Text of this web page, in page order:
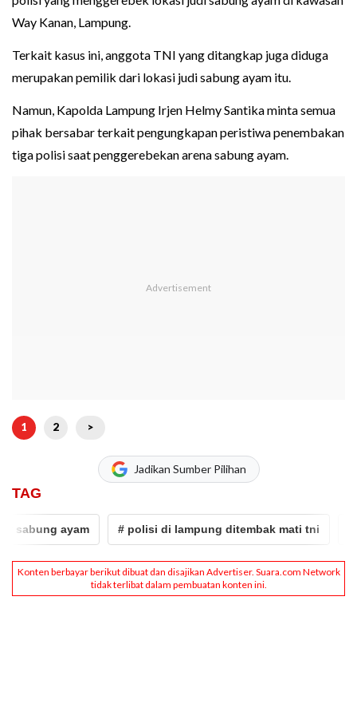
Way Kanan, Lampung.
Terkait kasus ini, anggota TNI yang ditangkap juga diduga
merupakan pemilik dari lokasi judi sabung ayam itu.
Namun, Kapolda Lampung Irjen Helmy Santika minta semua
pihak bersabar terkait pengungkapan peristiwa penembakan
tiga polisi saat penggerebekan arena sabung ayam.
1 2 >
Jadikan Sumber Pilihan
TAG
ayam # polisi di lampung ditembak mati tni